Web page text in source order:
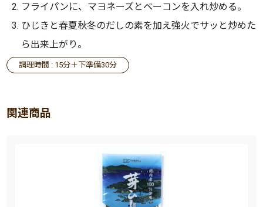
フライパンに、マヨネーズとベーコンを入れ炒める。
ひじきと春夏秋冬のだしの素を加え強火でサッと炒めた
ら出来上がり。
調理時間 : 15分＋下準備30分
関連商品